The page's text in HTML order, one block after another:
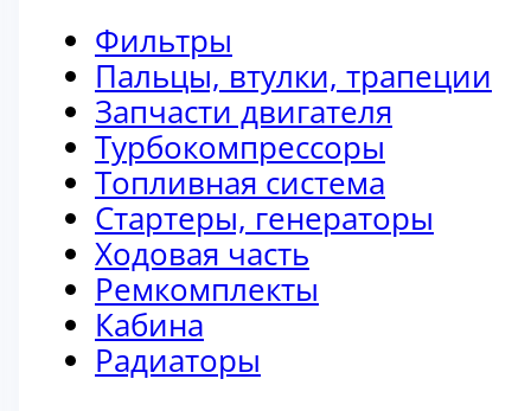
Фильтры
Пальцы, втулки, трапеции
Запчасти двигателя
Турбокомпрессоры
Топливная система
Стартеры, генераторы
Ходовая часть
Ремкомплекты
Кабина
Радиаторы